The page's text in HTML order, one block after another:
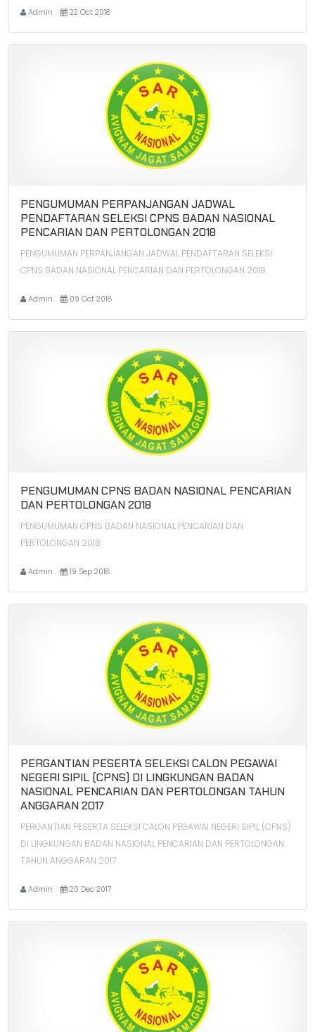
Admin 22 Oct 2018
PENGUMUMAN PERPANJANGAN JADWAL
PENDAFTARAN SELEKSI CPNS BADAN NASIONAL
PENCARIAN DAN PERTOLONGAN 2018
PENGUMUMAN PERPANJANGAN JADWAL PENDAFTARAN SELEKSI
CPNS BADAN NASIONAL PENCARIAN DAN PERTOLONGAN 2018
Admin 09 Oct 2018
PENGUMUMAN CPNS BADAN NASIONAL PENCARIAN
DAN PERTOLONGAN 2018
PENGUMUMAN CPNS BADAN NASIONAL PENCARIAN DAN
PERTOLONGAN 2018
Admin 19 Sep 2018
PERGANTIAN PESERTA SELEKSI CALON PEGAWAI
NEGERI SIPIL (CPNS) DI LINGKUNGAN BADAN
NASIONAL PENCARIAN DAN PERTOLONGAN TAHUN
ANGGARAN 2017
PERGANTIAN PESERTA SELEKSI CALON PEGAWAI NEGERI SIPIL (CPNS)
DI LINGKUNGAN BADAN NASIONAL PENCARIAN DAN PERTOLONGAN
TAHUN ANGGARAN 2017
Admin 20 Dec 2017